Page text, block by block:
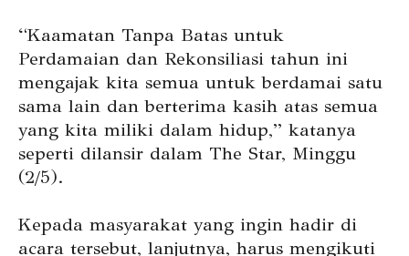
“Kaamatan Tanpa Batas untuk
Perdamaian dan Rekonsiliasi tahun ini
mengajak kita semua untuk berdamai satu
sama lain dan berterima kasih atas semua
yang kita miliki dalam hidup,” katanya
seperti dilansir dalam The Star, Minggu
(2/5).
Kepada masyarakat yang ingin hadir di
acara tersebut, lanjutnya, harus mengikuti